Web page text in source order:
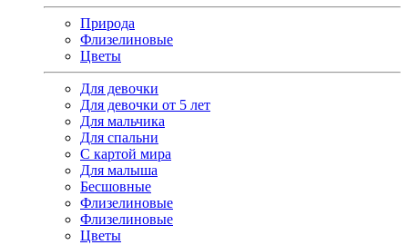
Природа
Флизелиновые
Цветы
Для девочки
Для девочки от 5 лет
Для мальчика
Для спальни
С картой мира
Для малыша
Бесшовные
Флизелиновые
Флизелиновые
Цветы